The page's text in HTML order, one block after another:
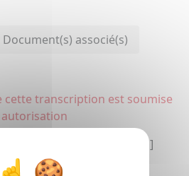
Document(s) associé(s)
transcription est soumise
autorisation
comporter des erreurs]